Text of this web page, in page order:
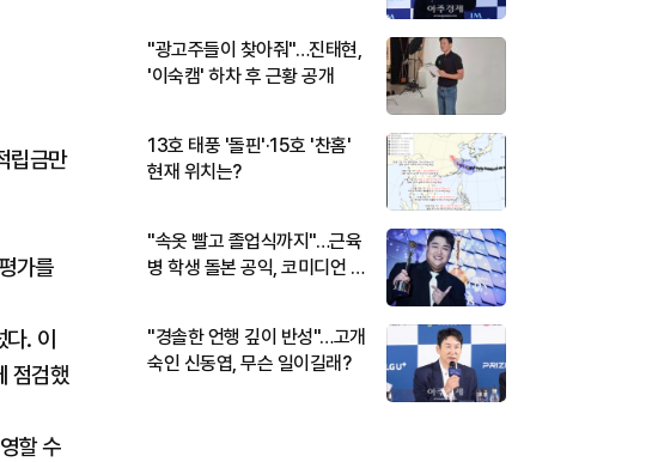
립금만
가를
. 이
점검했
할 수
"광고주들이 찾아줘"…진태현,
'이숙캠' 하차 후 근황 공개
13호 태풍 '돌핀'·15호 '찬홈'
현재 위치는?
"속옷 빨고 졸업식까지"…근육
병 학생 돌본 공익, 코미디언 김
"경솔한 언행 깊이 반성"…고개
숙인 신동엽, 무슨 일이길래?